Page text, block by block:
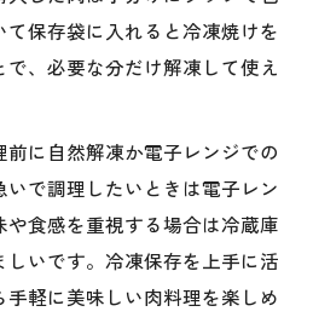
保存袋に入れると冷凍焼けを
、必要な分だけ解凍して使え
前に自然解凍か電子レンジでの
で調理したいときは電子レン
食感を重視する場合は冷蔵庫
いです。冷凍保存を上手に活
軽に美味しい肉料理を楽しめ